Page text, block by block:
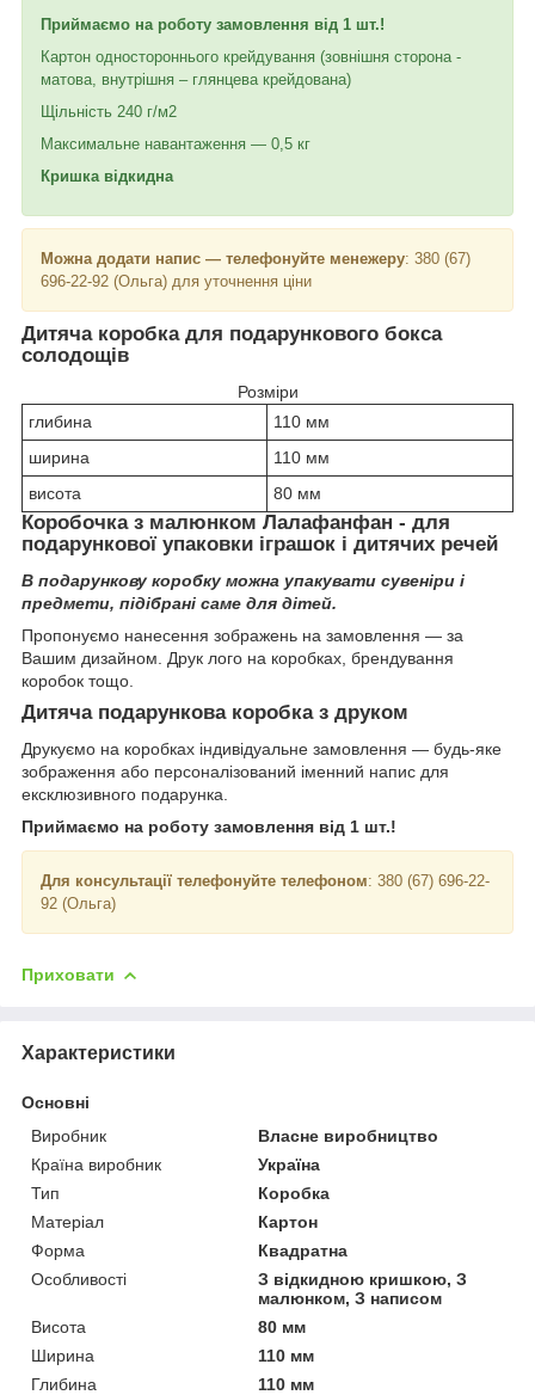
Приймаємо на роботу замовлення від 1 шт.!
Картон одностороннього крейдування (зовнішня сторона -
матова, внутрішня – глянцева крейдована)
Щільність 240 г/м2
Максимальне навантаження — 0,5 кг
Кришка відкидна
Можна додати напис — телефонуйте менежеру: 380 (67)
696-22-92 (Ольга) для уточнення ціни
Дитяча коробка для подарункового бокса
солодощів
Розміри
глибина
110 мм
ширина
110 мм
висота
80 мм
Коробочка з малюнком Лалафанфан - для
подарункової упаковки іграшок і дитячих речей
В подарункову коробку можна упакувати сувеніри і
предмети, підібрані саме для дітей.
Пропонуємо нанесення зображень на замовлення — за
Вашим дизайном. Друк лого на коробках, брендування
коробок тощо.
Дитяча подарункова коробка з друком
Друкуємо на коробках індивідуальне замовлення — будь-яке
зображення або персоналізований іменний напис для
ексклюзивного подарунка.
Приймаємо на роботу замовлення від 1 шт.!
Для консультації телефонуйте телефоном: 380 (67) 696-22-
92 (Ольга)
Приховати
Характеристики
Основні
Виробник
Власне виробництво
Країна виробник
Україна
Тип
Коробка
Матеріал
Картон
Форма
Квадратна
Особливості
З відкидною кришкою, З
малюнком, З написом
Висота
80 мм
Ширина
110 мм
Глибина
110 мм